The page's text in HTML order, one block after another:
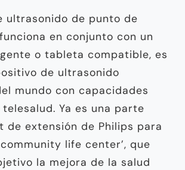
ultrasonido de punto de
en conjunto con un
o tableta compatible, es
de ultrasonido
mundo con capacidades
Ya es una parte
de extensión de Philips para
life center’, que
la mejora de la salud